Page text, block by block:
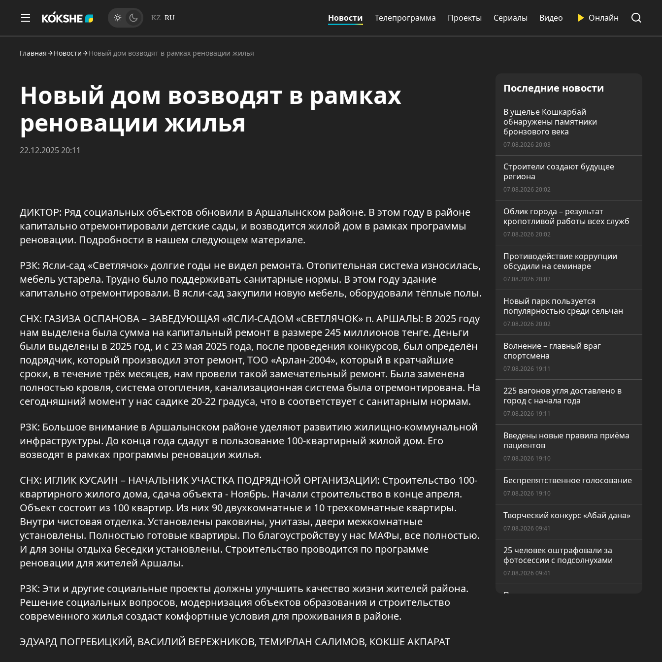
KZ RU Новости Телепрограмма Проекты Сериалы Видео Онлайн
Главная Новости Новый дом возводят в рамках реновации жилья
Новый дом возводят в рамках
реновации жилья
22.12.2025 20:11
ДИКТОР: Ряд социальных объектов обновили в Аршалынском районе. В этом году в районе
капитально отремонтировали детские сады, и возводится жилой дом в рамках программы
реновации. Подробности в нашем следующем материале.
РЗК: Ясли-сад «Светлячок» долгие годы не видел ремонта. Отопительная система износилась,
мебель устарела. Трудно было поддерживать санитарные нормы. В этом году здание
капитально отремонтировали. В ясли-сад закупили новую мебель, оборудовали тёплые полы.
СНХ: ГАЗИЗА ОСПАНОВА – ЗАВЕДУЮЩАЯ «ЯСЛИ-САДОМ «СВЕТЛЯЧОК» п. АРШАЛЫ: В 2025 году
нам выделена была сумма на капитальный ремонт в размере 245 миллионов тенге. Деньги
были выделены в 2025 год, и с 23 мая 2025 года, после проведения конкурсов, был определён
подрядчик, который производил этот ремонт, ТОО «Арлан-2004», который в кратчайшие
сроки, в течение трёх месяцев, нам провели такой замечательный ремонт. Была заменена
полностью кровля, система отопления, канализационная система была отремонтирована. На
сегодняшний момент у нас садике 20-22 градуса, что в соответствует с санитарным нормам.
РЗК: Большое внимание в Аршалынском районе уделяют развитию жилищно-коммунальной
инфраструктуры. До конца года сдадут в пользование 100-квартирный жилой дом. Его
возводят в рамках программы реновации жилья.
СНХ: ИГЛИК КУСАИН – НАЧАЛЬНИК УЧАСТКА ПОДРЯДНОЙ ОРГАНИЗАЦИИ: Строительство 100-
квартирного жилого дома, сдача объекта - Ноябрь. Начали строительство в конце апреля.
Объект состоит из 100 квартир. Из них 90 двухкомнатные и 10 трехкомнатные квартиры.
Внутри чистовая отделка. Установлены раковины, унитазы, двери межкомнатные
установлены. Полностью готовые квартиры. По благоустройству у нас МАФы, все полностью.
И для зоны отдыха беседки установлены. Строительство проводится по программе
реновации для жителей Аршалы.
РЗК: Эти и другие социальные проекты должны улучшить качество жизни жителей района.
Решение социальных вопросов, модернизация объектов образования и строительство
современного жилья создаст комфортные условия для проживания в районе.
ЭДУАРД ПОГРЕБИЦКИЙ, ВАСИЛИЙ ВЕРЕЖНИКОВ, ТЕМИРЛАН САЛИМОВ, КОКШЕ АКПАРАТ
Последние новости
В ущелье Кошкарбай
обнаружены памятники
бронзового века
07.08.2026 20:03
Строители создают будущее
региона
07.08.2026 20:02
Облик города – результат
кропотливой работы всех служб
07.08.2026 20:02
Противодействие коррупции
обсудили на семинаре
07.08.2026 20:02
Новый парк пользуется
популярностью среди сельчан
07.08.2026 20:02
Волнение – главный враг
спортсмена
07.08.2026 19:11
225 вагонов угля доставлено в
город с начала года
07.08.2026 19:11
Введены новые правила приёма
пациентов
07.08.2026 19:10
Беспрепятственное голосование
07.08.2026 19:10
Творческий конкурс «Абай дана»
07.08.2026 09:41
25 человек оштрафовали за
фотосессии с подсолнухами
07.08.2026 09:41
Пресечена деятельность